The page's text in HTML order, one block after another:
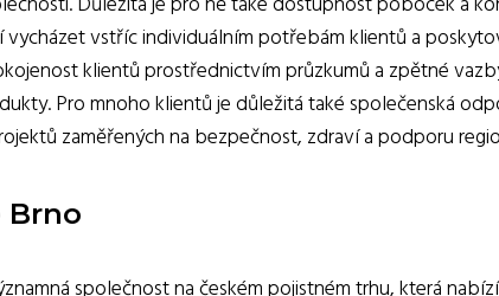
vycházet vstříc individuálním potřebám klientů a
klientů prostřednictvím průzkumů a zpětné
Pro mnoho klientů je důležitá také společenská
zaměřených na bezpečnost, zdraví a podporu
Brno